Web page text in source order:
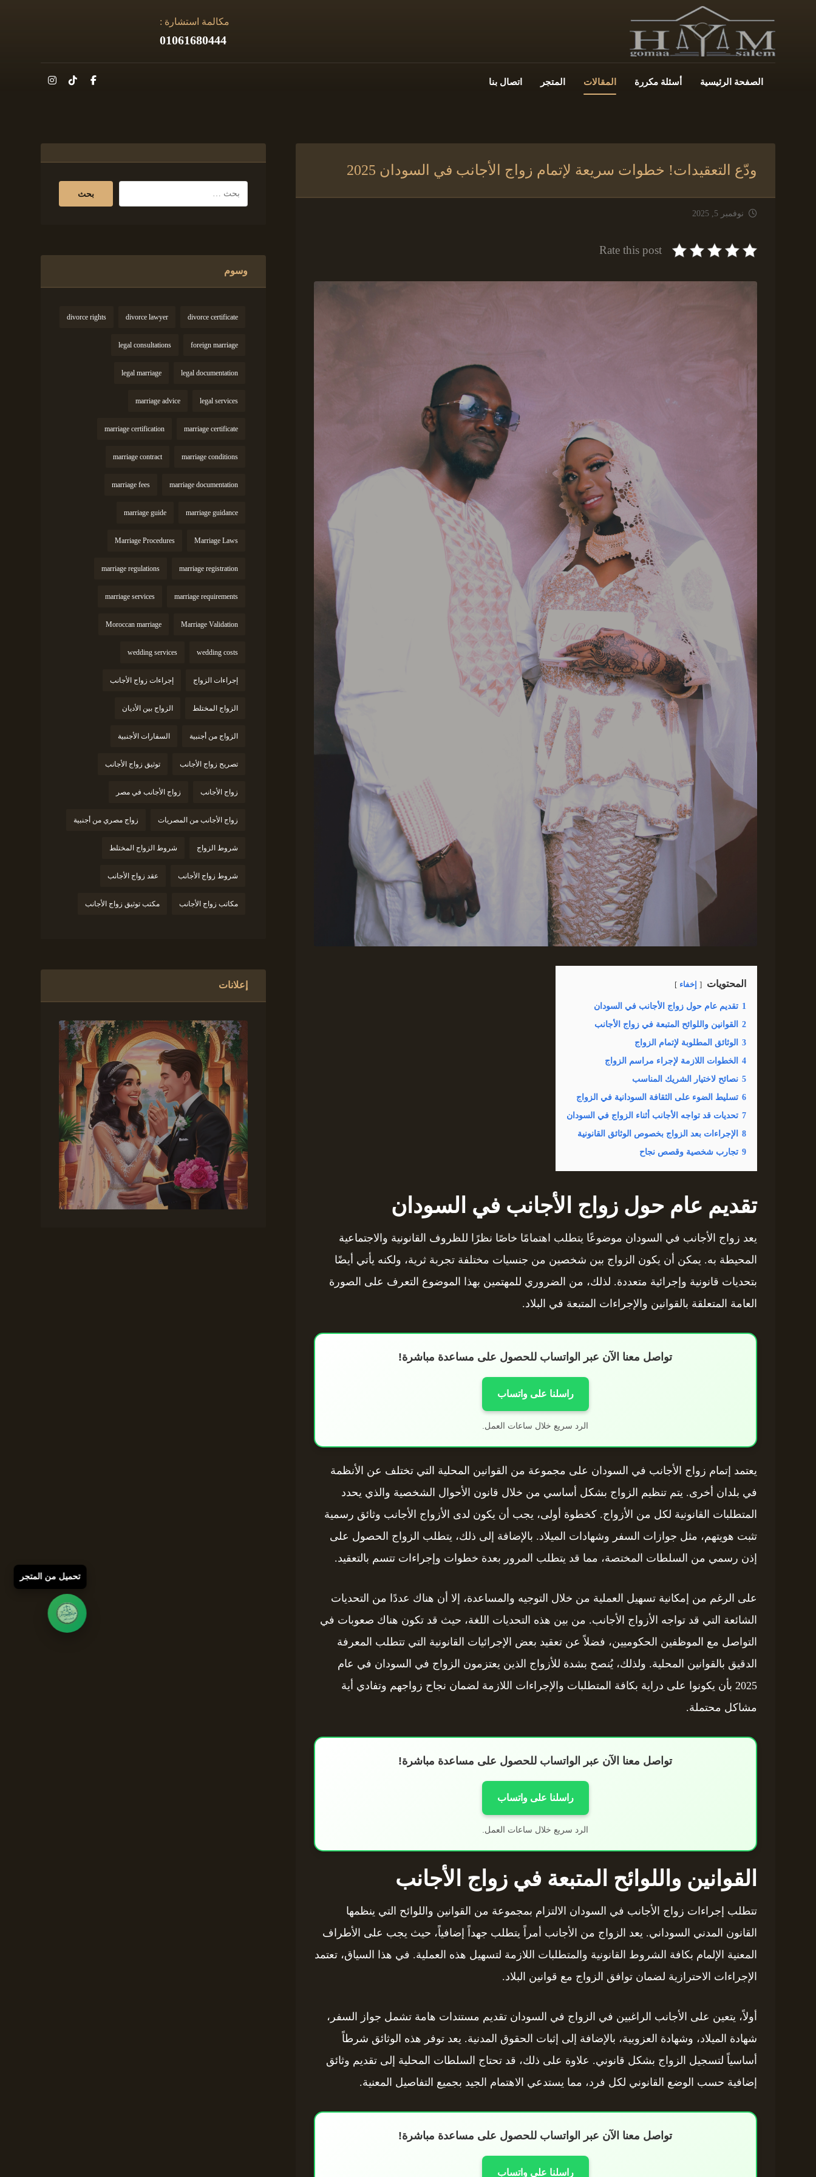
مكالمة استشارة :
01061680444
الصفحة الرئيسية أسئلة مكررة المقالات المتجر اتصال بنا
ودّع التعقيدات! خطوات سريعة لإتمام زواج الأجانب في السودان 2025
نوفمبر 5, 2025
Rate this post
المحتويات إخفاء
1 تقديم عام حول زواج الأجانب في السودان
2
القوانين واللوائح المتبعة في زواج الأجانب
3
الوثائق المطلوبة لإتمام الزواج
4
الخطوات اللازمة لإجراء مراسم الزواج
5 نصائح لاختيار الشريك المناسب
6 تسليط الضوء على الثقافة السودانية في الزواج
7 تحديات قد تواجه الأجانب أثناء الزواج في السودان
8
الإجراءات بعد الزواج بخصوص الوثائق القانونية
9 تجارب شخصية وقصص نجاح
تقديم عام حول زواج الأجانب في السودان
يعد زواج الأجانب في السودان موضوعًا يتطلب اهتمامًا خاصًا نظرًا للظروف القانونية والاجتماعية
المحيطة به. يمكن أن يكون الزواج بين شخصين من جنسيات مختلفة تجربة ثرية، ولكنه يأتي أيضًا
بتحديات قانونية وإجرائية متعددة. لذلك، من الضروري للمهتمين بهذا الموضوع التعرف على الصورة
العامة المتعلقة بالقوانين والإجراءات المتبعة في البلاد.
تواصل معنا الآن عبر الواتساب للحصول على مساعدة مباشرة!
راسلنا على واتساب
الرد سريع خلال ساعات العمل.
يعتمد إتمام زواج الأجانب في السودان على مجموعة من القوانين المحلية التي تختلف عن الأنظمة
في بلدان أخرى. يتم تنظيم الزواج بشكل أساسي من خلال قانون الأحوال الشخصية والذي يحدد
المتطلبات القانونية لكل من الأزواج. كخطوة أولى، يجب أن يكون لدى الأزواج الأجانب وثائق رسمية
تثبت هويتهم، مثل جوازات السفر وشهادات الميلاد. بالإضافة إلى ذلك، يتطلب الزواج الحصول على
إذن رسمي من السلطات المختصة، مما قد يتطلب المرور بعدة خطوات وإجراءات تتسم بالتعقيد.
على الرغم من إمكانية تسهيل العملية من خلال التوجيه والمساعدة، إلا أن هناك عددًا من التحديات
الشائعة التي قد تواجه الأزواج الأجانب. من بين هذه التحديات اللغة، حيث قد تكون هناك صعوبات في
التواصل مع الموظفين الحكوميين، فضلاً عن تعقيد بعض الإجرائيات القانونية التي تتطلب المعرفة
الدقيق بالقوانين المحلية. ولذلك، يُنصح بشدة للأزواج الذين يعتزمون الزواج في السودان في عام
2025 بأن يكونوا على دراية بكافة المتطلبات والإجراءات اللازمة لضمان نجاح زواجهم وتفادي أية
مشاكل محتملة.
تواصل معنا الآن عبر الواتساب للحصول على مساعدة مباشرة!
راسلنا على واتساب
الرد سريع خلال ساعات العمل.
القوانين واللوائح المتبعة في زواج الأجانب
تتطلب إجراءات زواج الأجانب في السودان الالتزام بمجموعة من القوانين واللوائح التي ينظمها
القانون المدني السوداني. يعد الزواج من الأجانب أمراً يتطلب جهداً إضافياً، حيث يجب على الأطراف
المعنية الإلمام بكافة الشروط القانونية والمتطلبات اللازمة لتسهيل هذه العملية. في هذا السياق، تعتمد
الإجراءات الاحترازية لضمان توافق الزواج مع قوانين البلاد.
أولاً، يتعين على الأجانب الراغبين في الزواج في السودان تقديم مستندات هامة تشمل جواز السفر،
شهادة الميلاد، وشهادة العزوبية، بالإضافة إلى إثبات الحقوق المدنية. يعد توفر هذه الوثائق شرطاً
أساسياً لتسجيل الزواج بشكل قانوني. علاوة على ذلك، قد تحتاج السلطات المحلية إلى تقديم وثائق
إضافية حسب الوضع القانوني لكل فرد، مما يستدعي الاهتمام الجيد بجميع التفاصيل المعنية.
تواصل معنا الآن عبر الواتساب للحصول على مساعدة مباشرة!
راسلنا على واتساب
وسوم
divorce certificate
divorce lawyer
divorce rights
foreign marriage
legal consultations
legal documentation
legal marriage
legal services
marriage advice
marriage certificate
marriage certification
marriage conditions
marriage contract
marriage documentation
marriage fees
marriage guidance
marriage guide
Marriage Laws
Marriage Procedures
marriage registration
marriage regulations
marriage requirements
marriage services
Marriage Validation
Moroccan marriage
wedding costs
wedding services
إجراءات الزواج إجراءات زواج الأجانب
الزواج المختلط الزواج بين الأديان
الزواج من أجنبية السفارات الأجنبية
تصريح زواج الأجانب توثيق زواج الأجانب
زواج الأجانب زواج الأجانب في مصر
زواج الأجانب من المصريات زواج مصري من أجنبية
شروط الزواج شروط الزواج المختلط
شروط زواج الأجانب عقد زواج الأجانب
مكاتب زواج الأجانب مكتب توثيق زواج الأجانب
إعلانات
تحميل من المتجر